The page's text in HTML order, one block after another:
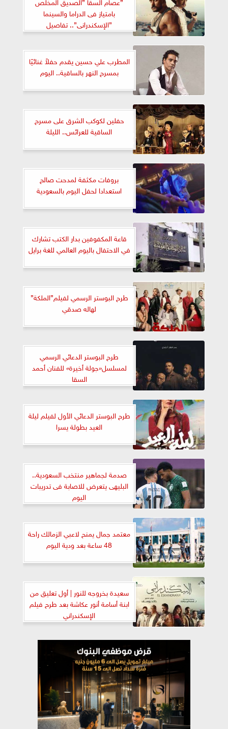
بامتياز فى الدراما والسينما
”الإسكندرانى”.. تفاصيل
المطرب علي حسين يقدم حفلاً غنائيًا
بمسرح النهر بالساقية.. اليوم
حفلين لكوكب الشرق على مسرح
الساقية للعرائس.. الليلة
بروفات مكثفة لمدحت صالح
استعدادا لحفل اليوم بالسعودية
قاعة المكفوفين بدار الكتب تشارك
في الاحتفال باليوم العالمي للغة برايل
طرح البوستر الرسمي لفيلم”الملكة”
لهاله صدقي
طرح البوستر الدعائي الرسمي
لمسلسل«جولة أخيرة» للفنان أحمد
السقا
طرح البوستر الدعائي الأول لفيلم ليلة
العيد بطولة يسرا
صدمة لجماهير منتخب السعودية..
البليهى يتعرض للاصابة فى تدريبات
اليوم
معتمد جمال يمنح لاعبي الزمالك راحة
48 ساعة بعد ودية اليوم
سعيدة بخروجه للنور | أول تعليق من
ابنة أسامة أنور عكاشة بعد طرح فيلم
الإسكندراني